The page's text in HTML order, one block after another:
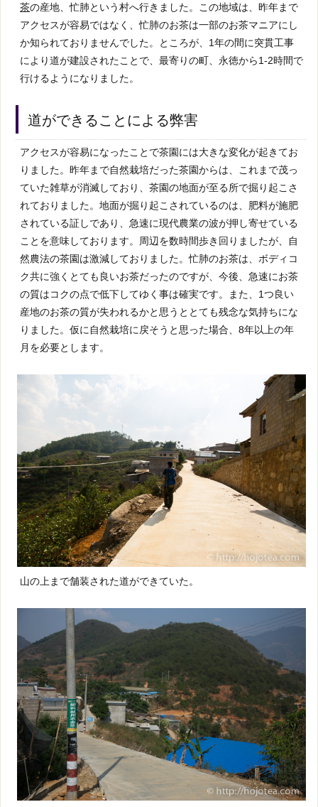
茶の産地、忙肺という村へ行きました。この地域は、昨年まで
アクセスが容易ではなく、忙肺のお茶は一部のお茶マニアにし
か知られておりませんでした。ところが、1年の間に突貫工事
により道が建設されたことで、最寄りの町、永徳から1-2時間で
行けるようになりました。
道ができることによる弊害
アクセスが容易になったことで茶園には大きな変化が起きてお
りました。昨年まで自然栽培だった茶園からは、これまで茂っ
ていた雑草が消滅しており、茶園の地面が至る所で掘り起こさ
れておりました。地面が掘り起こされているのは、肥料が施肥
されている証しであり、急速に現代農業の波が押し寄せている
ことを意味しております。周辺を数時間歩き回りましたが、自
然農法の茶園は激減しておりました。忙肺のお茶は、ボディコ
ク共に強くとても良いお茶だったのですが、今後、急速にお茶
の質はコクの点で低下してゆく事は確実です。また、1つ良い
産地のお茶の質が失われるかと思うととても残念な気持ちにな
りました。仮に自然栽培に戻そうと思った場合、8年以上の年
月を必要とします。
山の上まで舗装された道ができていた。